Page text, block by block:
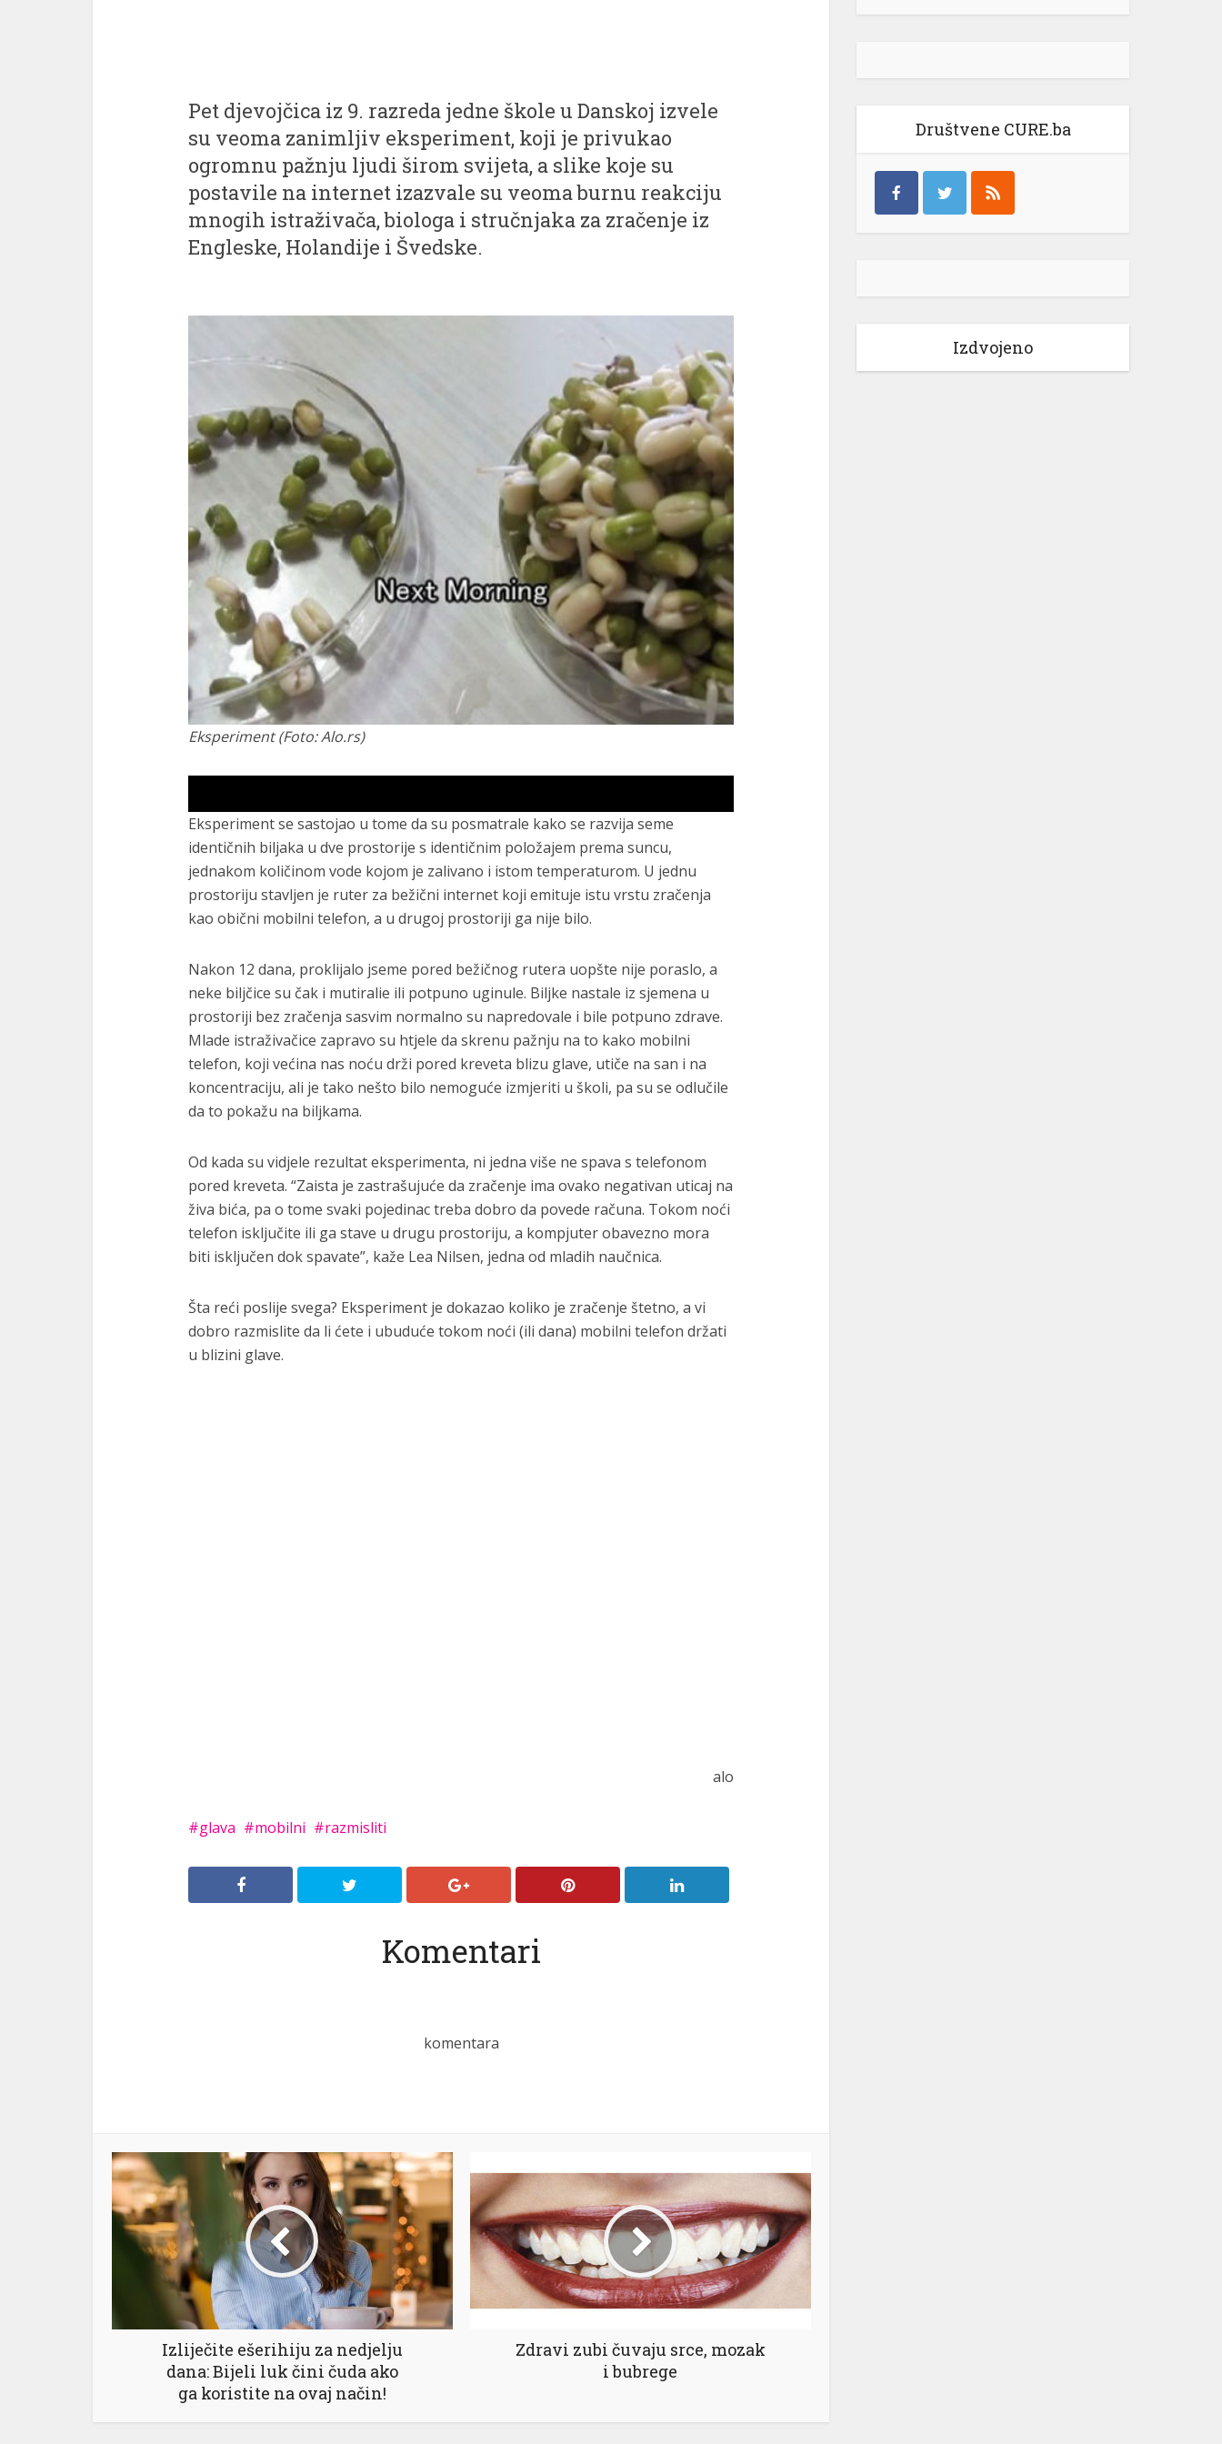
Pet djevojčica iz 9. razreda jedne škole u Danskoj izvele
su veoma zanimljiv eksperiment, koji je privukao
ogromnu pažnju ljudi širom svijeta, a slike koje su
postavile na internet izazvale su veoma burnu reakciju
mnogih istraživača, biologa i stručnjaka za zračenje iz
Engleske, Holandije i Švedske.
Eksperiment (Foto: Alo.rs)
Eksperiment se sastojao u tome da su posmatrale kako se razvija seme
identičnih biljaka u dve prostorije s identičnim položajem prema suncu,
jednakom količinom vode kojom je zalivano i istom temperaturom. U jednu
prostoriju stavljen je ruter za bežični internet koji emituje istu vrstu zračenja
kao obični mobilni telefon, a u drugoj prostoriji ga nije bilo.
Nakon 12 dana, proklijalo jseme pored bežičnog rutera uopšte nije poraslo, a
neke biljčice su čak i mutiralie ili potpuno uginule. Biljke nastale iz sjemena u
prostoriji bez zračenja sasvim normalno su napredovale i bile potpuno zdrave.
Mlade istraživačice zapravo su htjele da skrenu pažnju na to kako mobilni
telefon, koji većina nas noću drži pored kreveta blizu glave, utiče na san i na
koncentraciju, ali je tako nešto bilo nemoguće izmjeriti u školi, pa su se odlučile
da to pokažu na biljkama.
Od kada su vidjele rezultat eksperimenta, ni jedna više ne spava s telefonom
pored kreveta. “Zaista je zastrašujuće da zračenje ima ovako negativan uticaj na
živa bića, pa o tome svaki pojedinac treba dobro da povede računa. Tokom noći
telefon isključite ili ga stave u drugu prostoriju, a kompjuter obavezno mora
biti isključen dok spavate”, kaže Lea Nilsen, jedna od mladih naučnica.
Šta reći poslije svega? Eksperiment je dokazao koliko je zračenje štetno, a vi
dobro razmislite da li ćete i ubuduće tokom noći (ili dana) mobilni telefon držati
u blizini glave.
alo
glava mobilni razmisliti
Komentari
komentara
Izliječite ešerihiju za nedjelju
dana: Bijeli luk čini čuda ako
ga koristite na ovaj način!
Zdravi zubi čuvaju srce, mozak
i bubrege
Društvene CURE.ba
Izdvojeno